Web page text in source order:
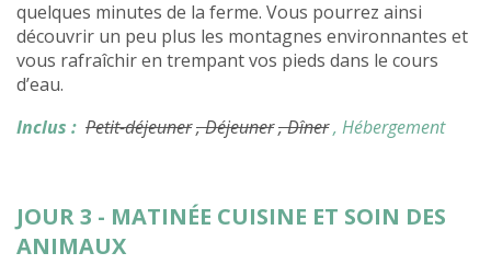
quelques minutes de la ferme. Vous pourrez ainsi
découvrir un peu plus les montagnes environnantes et
vous rafraîchir en trempant vos pieds dans le cours
d’eau.
Inclus : Petit-déjeuner, Déjeuner, Dîner, Hébergement
JOUR 3 - MATINÉE CUISINE ET SOIN DES
ANIMAUX